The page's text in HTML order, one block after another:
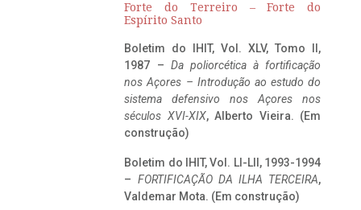
Forte do Terreiro – Forte do
Espírito Santo
Boletim do IHIT, Vol. XLV, Tomo II,
1987 – Da poliorcética à fortificação
nos Açores – Introdução ao estudo do
sistema defensivo nos Açores nos
séculos XVI-XIX, Alberto Vieira. (Em
construção)
Boletim do IHIT, Vol. LI-LII, 1993-1994
– FORTIFICAÇÃO DA ILHA TERCEIRA,
Valdemar Mota. (Em construção)